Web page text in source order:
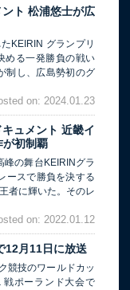
ト 松浦悠士が広
KEIRIN グランプリ
める一発勝負の戦い
制し、広島勢初のグ
on: 2024.01.23
ュメント 近畿イ
が初制覇
の舞台KEIRINグラ
ースで勝負を決する
者に輝いた。そのレ
on: 2022.01.12
12月11日に放送
競技のワールドカッ
ポーランド大会で